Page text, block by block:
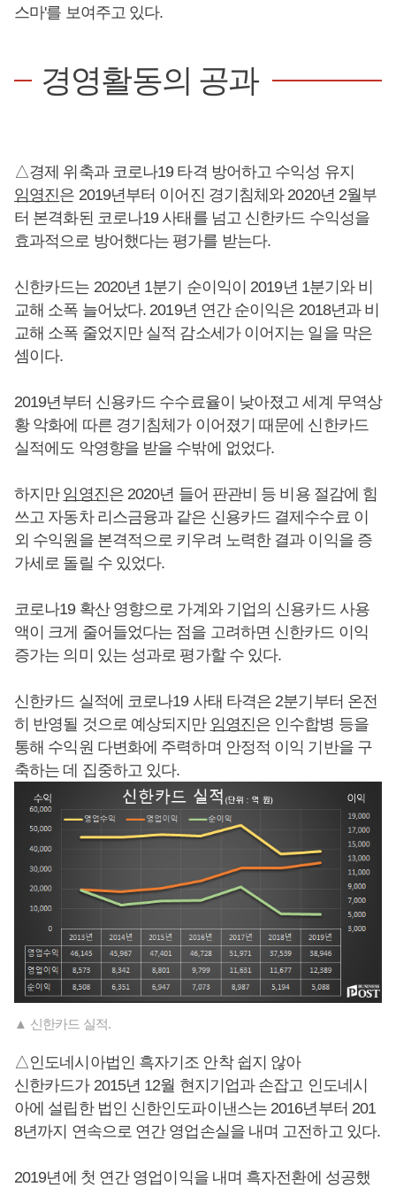
스마'를 보여주고 있다.
경영활동의 공과
△경제 위축과 코로나19 타격 방어하고 수익성 유지
임영진은 2019년부터 이어진 경기침체와 2020년 2월부
터 본격화된 코로나19 사태를 넘고 신한카드 수익성을
효과적으로 방어했다는 평가를 받는다.
신한카드는 2020년 1분기 순이익이 2019년 1분기와 비
교해 소폭 늘어났다. 2019년 연간 순이익은 2018년과 비
교해 소폭 줄었지만 실적 감소세가 이어지는 일을 막은
셈이다.
2019년부터 신용카드 수수료율이 낮아졌고 세계 무역상
황 악화에 따른 경기침체가 이어졌기 때문에 신한카드
실적에도 악영향을 받을 수밖에 없었다.
하지만 임영진은 2020년 들어 판관비 등 비용 절감에 힘
쓰고 자동차 리스금융과 같은 신용카드 결제수수료 이
외 수익원을 본격적으로 키우려 노력한 결과 이익을 증
가세로 돌릴 수 있었다.
코로나19 확산 영향으로 가계와 기업의 신용카드 사용
액이 크게 줄어들었다는 점을 고려하면 신한카드 이익
증가는 의미 있는 성과로 평가할 수 있다.
신한카드 실적에 코로나19 사태 타격은 2분기부터 온전
히 반영될 것으로 예상되지만 임영진은 인수합병 등을
통해 수익원 다변화에 주력하며 안정적 이익 기반을 구
축하는 데 집중하고 있다.
▲ 신한카드 실적.
△인도네시아법인 흑자기조 안착 쉽지 않아
신한카드가 2015년 12월 현지기업과 손잡고 인도네시
아에 설립한 법인 신한인도파이낸스는 2016년부터 201
8년까지 연속으로 연간 영업손실을 내며 고전하고 있다.
2019년에 첫 연간 영업이익을 내며 흑자전환에 성공했